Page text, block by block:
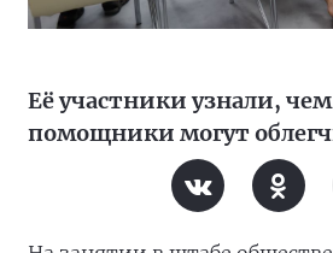
Её участники узнали,
помощники могут